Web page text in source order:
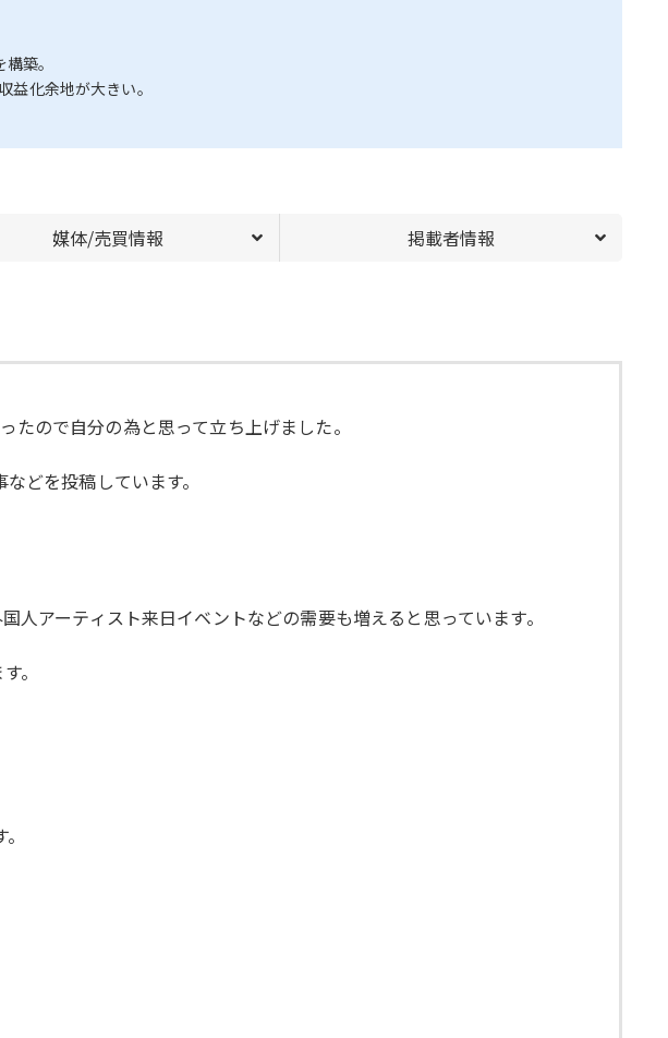
築。
化余地が大きい。
媒体/売買情報 掲載者情報
ので自分の為と思って立ち上げました。
どを投稿しています。
アーティスト来日イベントなどの需要も増えると思っています。
。